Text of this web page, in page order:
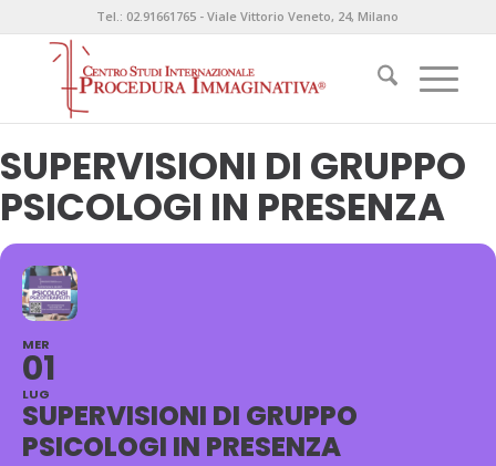
Tel.: 02.91661765 - Viale Vittorio Veneto, 24, Milano
SUPERVISIONI DI GRUPPO
PSICOLOGI IN PRESENZA
MER
01
LUG
SUPERVISIONI DI GRUPPO
PSICOLOGI IN PRESENZA